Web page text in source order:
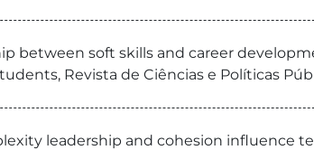
between soft skills and career
Revista de Ciências e Políticas
leadership and cohesion influence